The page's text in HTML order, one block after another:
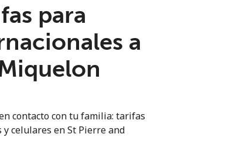
para
a
contacto con tu familia: tarifas
celulares en St Pierre and